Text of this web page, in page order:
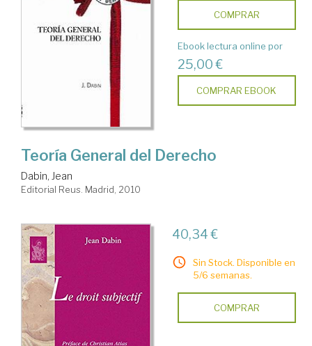
COMPRAR
Ebook lectura online por
25,00 €
COMPRAR EBOOK
Teoría General del Derecho
Dabin, Jean
Editorial Reus. Madrid, 2010
40,34 €
Sin Stock. Disponible en
5/6 semanas.
COMPRAR